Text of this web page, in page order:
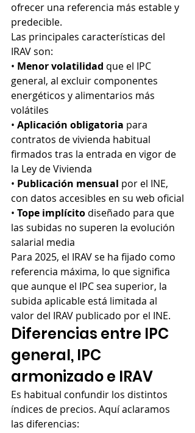
ofrecer una referencia más estable y
predecible.
Las principales características del
IRAV son:
• Menor volatilidad que el IPC
general, al excluir componentes
energéticos y alimentarios más
volátiles
• Aplicación obligatoria para
contratos de vivienda habitual
firmados tras la entrada en vigor de
la Ley de Vivienda
• Publicación mensual por el INE,
con datos accesibles en su web oficial
• Tope implícito diseñado para que
las subidas no superen la evolución
salarial media
Para 2025, el IRAV se ha fijado como
referencia máxima, lo que significa
que aunque el IPC sea superior, la
subida aplicable está limitada al
valor del IRAV publicado por el INE.
Diferencias entre IPC
general, IPC
armonizado e IRAV
Es habitual confundir los distintos
índices de precios. Aquí aclaramos
las diferencias: